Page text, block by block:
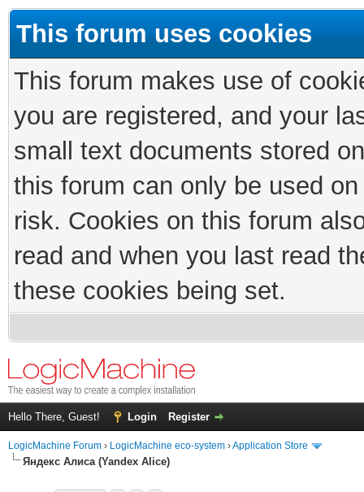
This forum uses cookies
This forum makes use of
you are registered, and your
small text documents stored
this forum can only be used
risk. Cookies on this forum
read and when you last read
these cookies being set.
Hello There, Guest! Login Register
LogicMachine Forum › LogicMachine eco-system ›Application Store
Яндекс Алиса (Yandex Alice)